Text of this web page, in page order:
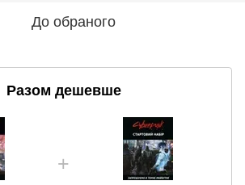
До обраного
Разом дешевше